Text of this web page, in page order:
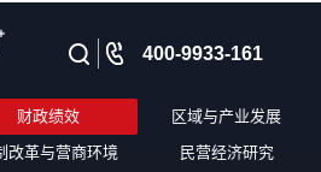
财政绩效
区域与产业发展
改革与营商环境
民营经济研究
400-9933-161